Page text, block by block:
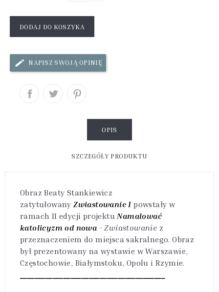
DODAJ DO KOSZYKA
NAPISZ SWOJĄ OPINIĘ
OPIS
SZCZEGÓŁY PRODUKTU
Obraz Beaty Stankiewicz
zatytułowanyZwiastowanie Ipowstały w
ramach II edycji projektu Namalować
katolicyzm od nowa -Zwiastowanie z
przeznaczeniem do miejsca sakralnego. Obraz
był prezentowany na wystawie w Warszawie,
Częstochowie, Białymstoku, Opolu i Rzymie.